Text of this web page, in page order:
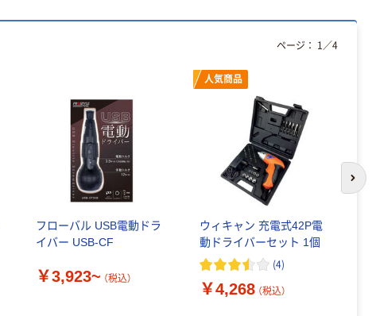
フローバル USB電動ドラ
イバー USB-CF
￥3,923~ （税込）
人気商品
ウィキャン 充電式42P電
動ドライバーセット 1個
(4)
￥4,268 （税込）
ページ： 1 ／4
次
￥2,835 （税込）
カゴへ